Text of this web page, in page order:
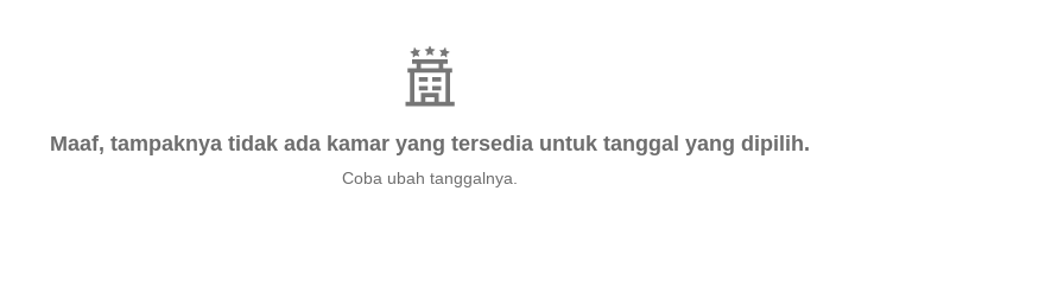
Maaf, tampaknya tidak ada kamar yang tersedia untuk tanggal yang dipilih.
Coba ubah tanggalnya.